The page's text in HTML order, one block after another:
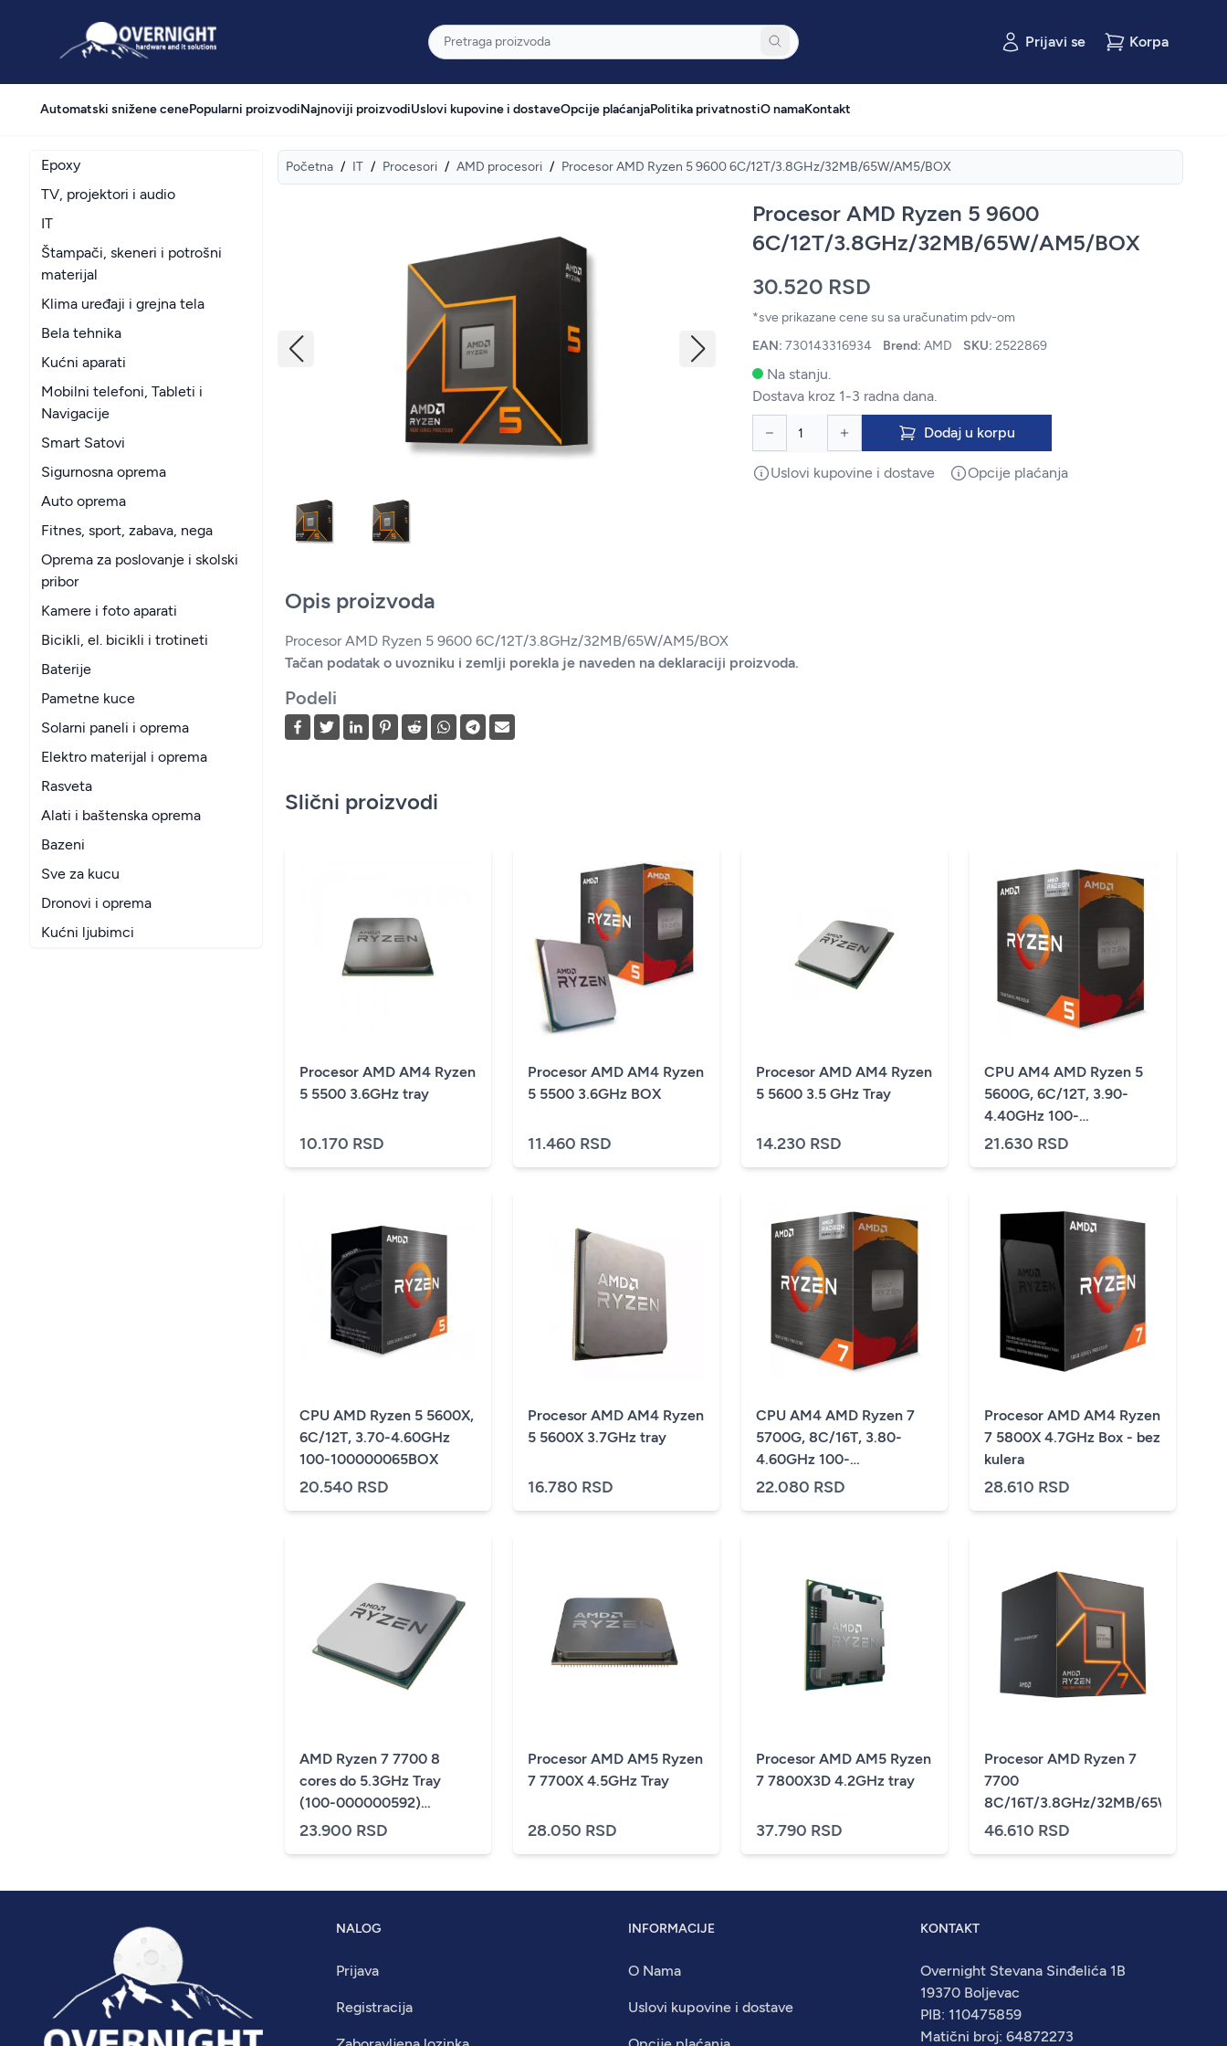
Overnight Pretraga
Prijavi se Korpa
Automatski snižene cenePopularni proizvodiNajnoviji proizvodiUslovi kupovine i dostaveOpcije plaćanjaPolitika privatnostiO namaKontakt
Epoxy
TV, projektori i audio
IT
Štampači, skeneri i potrošni
materijal
Klima uređaji i grejna tela
Bela tehnika
Kućni aparati
Mobilni telefoni, Tableti i
Navigacije
Smart Satovi
Sigurnosna oprema
Auto oprema
Fitnes, sport, zabava, nega
Oprema za poslovanje i skolski
pribor
Kamere i foto aparati
Bicikli, el. bicikli i trotineti
Baterije
Pametne kuce
Solarni paneli i oprema
Elektro materijal i oprema
Rasveta
Alati i baštenska oprema
Bazeni
Sve za kucu
Dronovi i oprema
Kućni ljubimci
Početna / IT / Procesori / AMD procesori / Procesor AMD Ryzen 5 9600 6C/12T/3.8GHz/32MB/65W/AM5/BOX
Procesor AMD Ryzen 5 9600
6C/12T/3.8GHz/32MB/65W/AM5/BOX
30.520 RSD
*sve prikazane cene su sa uračunatim pdv-om
EAN: 730143316934 Brend: AMD SKU: 2522869
Na stanju.
Dostava kroz 1-3 radna dana.
Dodaj u korpu
Uslovi kupovine i dostave Opcije plaćanja
Opis proizvoda
Procesor AMD Ryzen 5 9600 6C/12T/3.8GHz/32MB/65W/AM5/BOX
Tačan podatak o uvozniku i zemlji porekla je naveden na deklaraciji proizvoda.
Podeli
Slični proizvodi
Procesor AMD AM4 Ryzen
5 5500 3.6GHz tray
10.170 RSD
Procesor AMD AM4 Ryzen
5 5500 3.6GHz BOX
11.460 RSD
Procesor AMD AM4 Ryzen
5 5600 3.5 GHz Tray
14.230 RSD
CPU AM4 AMD Ryzen 5
5600G, 6C/12T, 3.90-
4.40GHz 100-
100000252BOX
21.630 RSD
CPU AMD Ryzen 5 5600X,
6C/12T, 3.70-4.60GHz
100-100000065BOX
20.540 RSD
Procesor AMD AM4 Ryzen
5 5600X 3.7GHz tray
16.780 RSD
CPU AM4 AMD Ryzen 7
5700G, 8C/16T, 3.80-
4.60GHz 100-
100000263BOX
22.080 RSD
Procesor AMD AM4 Ryzen
7 5800X 4.7GHz Box - bez
kulera
28.610 RSD
AMD Ryzen 7 7700 8
cores do 5.3GHz Tray
(100-000000592)
procesor
23.900 RSD
Procesor AMD AM5 Ryzen
7 7700X 4.5GHz Tray
28.050 RSD
Procesor AMD AM5 Ryzen
7 7800X3D 4.2GHz tray
37.790 RSD
Procesor AMD Ryzen 7
7700
8C/16T/3.8GHz/32MB/65W/AM5/
46.610 RSD
NALOG
Prijava
Registracija
INFORMACIJE
O Nama
Uslovi kupovine i dostave
KONTAKT
Overnight Stevana Sinđelića 1B
19370 Boljevac
PIB: 110475859
Matični broj: 64872273